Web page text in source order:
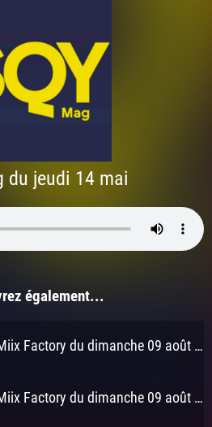
du jeudi 14 mai
également...
SENSATIONS Miix Factory du dimanche 09 août 2026 à 3h
SENSATIONS Miix Factory du dimanche 09 août 2026 à 2h